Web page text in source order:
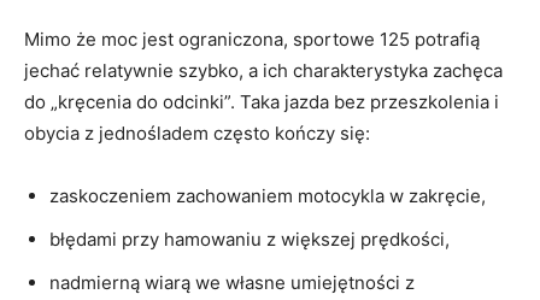
Mimo że moc jest ograniczona, sportowe 125 potrafią
jechać relatywnie szybko, a ich charakterystyka zachęca
do „kręcenia do odcinki”. Taka jazda bez przeszkolenia i
obycia z jednośladem często kończy się:
zaskoczeniem zachowaniem motocykla w zakręcie,
błędami przy hamowaniu z większej prędkości,
nadmierną wiarą we własne umiejętności z